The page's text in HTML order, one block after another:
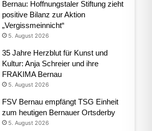
Bernau: Hoffnungstaler Stiftung zieht
positive Bilanz zur Aktion
„Vergissmeinnicht“
5. August 2026
35 Jahre Herzblut für Kunst und
Kultur: Anja Schreier und ihre
FRAKIMA Bernau
5. August 2026
FSV Bernau empfängt TSG Einheit
zum heutigen Bernauer Ortsderby
5. August 2026